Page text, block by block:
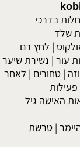
בדרכי
שלד
| לחץ דם
עור | נשירת שיער
|טחורים | לאחר
האישה גיל
|טרשת